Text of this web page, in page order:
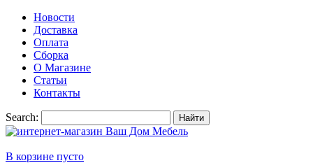
Новости
Доставка
Оплата
Сборка
О Магазине
Статьи
Контакты
Search: Найти
В корзине пусто